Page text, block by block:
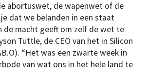
abortuswet, de wapenwet of de
dat we belanden in een staat
de macht geeft om zelf de wet te
Tuttle, de CEO van het in Silicon
“Het was een zwarte week in
van wat ons in het hele land te